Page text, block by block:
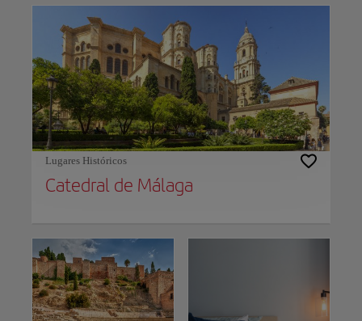
Lugares Históricos
Catedral de Málaga